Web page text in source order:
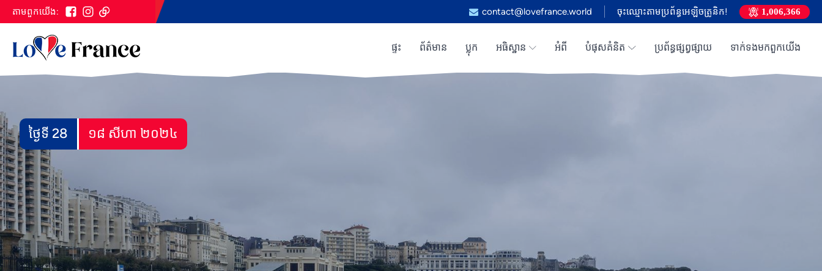
តាម​ពួក​យើង: contact@lovefrance.world ចុះឈ្មោះតាមប្រព័ន្ធអេឡិចត្រូនិក! 1,006,366
ផ្ទះ ព័ត៌មាន ប្លុក អធិស្ឋាន អំពី បំផុសគំនិត ប្រព័ន្ធផ្សព្វផ្សាយ ទាក់ទង​មក​ពួក​យើង
ថ្ងៃទី 28 ១៨ សីហា ២០២៤